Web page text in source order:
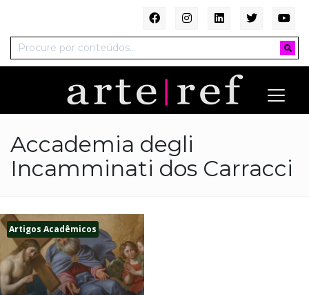
Accademia degli
Incamminati dos Carracci
Artigos Acadêmicos